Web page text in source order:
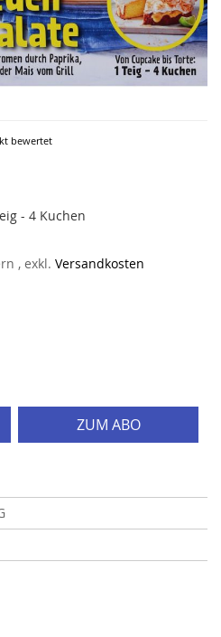
bewertet
- 4 Kuchen
, exkl. Versandkosten
ZUM ABO